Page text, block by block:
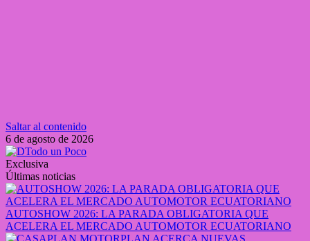
Saltar al contenido
6 de agosto de 2026
Exclusiva
Últimas noticias
AUTOSHOW 2026: LA PARADA OBLIGATORIA QUE
ACELERA EL MERCADO AUTOMOTOR ECUATORIANO